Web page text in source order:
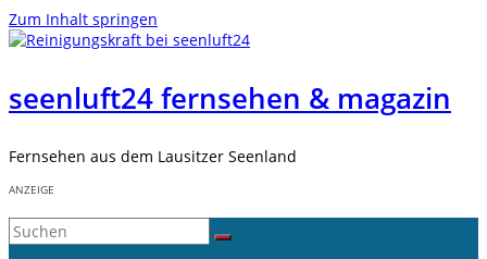
Zum Inhalt springen
seenluft24 fernsehen & magazin
Fernsehen aus dem Lausitzer Seenland
ANZEIGE